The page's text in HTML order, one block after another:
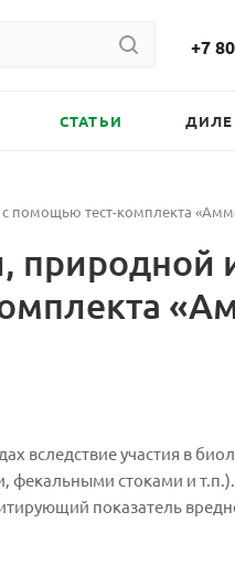
+7
СТАТЬИ
помощью тест-комплекта
природной
вследствие участия в
фекальными стоками и
показатель